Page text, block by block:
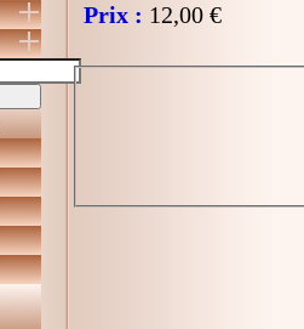
Prix : 12,00 €